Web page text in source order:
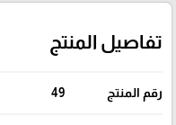
تفاصيل المنتج
رقم المنتج 49